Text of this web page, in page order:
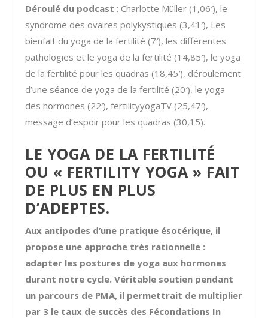
Déroulé du podcast : Charlotte Müller (1,06′), le
syndrome des ovaires polykystiques (3,41′), Les
bienfait du yoga de la fertilité (7′), les différentes
pathologies et le yoga de la fertilité (14,85′), le yoga
de la fertilité pour les quadras (18,45′), déroulement
d’une séance de yoga de la fertilité (20′), le yoga
des hormones (22′), fertilityyogaTV (25,47′),
message d’espoir pour les quadras (30,15).
LE YOGA DE LA FERTILITÉ
OU « FERTILITY YOGA » FAIT
DE PLUS EN PLUS
D’ADEPTES.
Aux antipodes d’une pratique ésotérique, il
propose une approche très rationnelle :
adapter les postures de yoga aux hormones
durant notre cycle. Véritable soutien pendant
un parcours de PMA, il permettrait de multiplier
par 3 le taux de succès des Fécondations In